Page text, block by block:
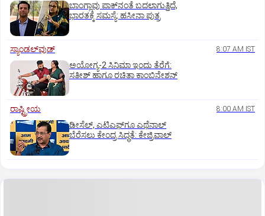
ಬಾಂಗ್ಲಾವು ಪಾಕ್‌ನಂತೆ ಬದಲಾಗುತ್ತಿದೆ,
ಭಾರತಕ್ಕೆ ಸಮಸ್ಯೆ: ಹಸೀನಾ ಪುತ್ರ
ಸ್ಯಾಂಡಲ್‌ವುಡ್‌ 8:07 AM IST
ಅಯೋಗ್ಯ-2 ಸಿನಿಮಾ ಇಂದು ತೆರೆಗೆ:
ಸತೀಶ್‌ ಹಾಗೂ ರಚಿತಾ ಕಾಂಬಿನೇಶನ್‌
ರಾಷ್ಟ್ರೀಯ 8:00 AM IST
ಡೀಸೆಲ್‌, ಎಟಿಎಫ್‌ಗೂ ಎಥೆನಾಲ್‌
ಬೆರೆಸಲು ಕೇಂದ್ರ ಸಿದ್ಧತೆ: ಕೇಜ್ರಿವಾಲ್‌